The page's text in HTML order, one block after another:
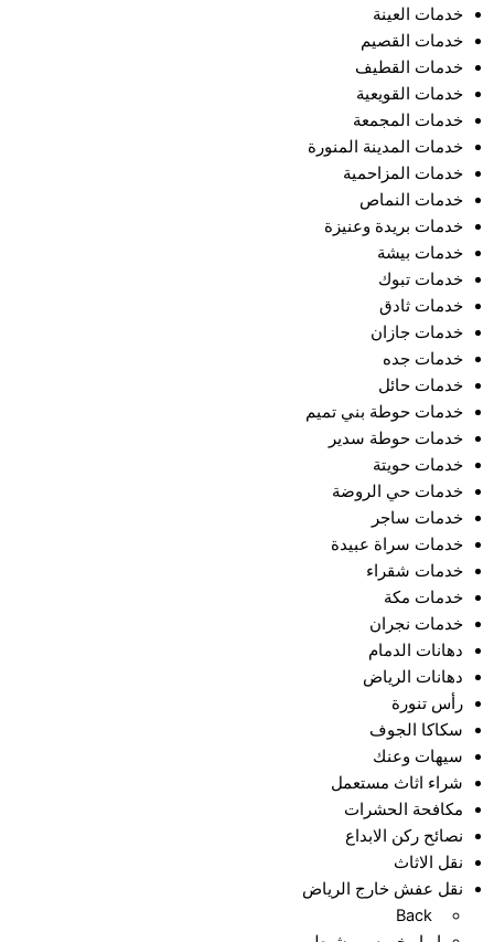
خدمات العينة
خدمات القصيم
خدمات القطيف
خدمات القويعية
خدمات المجمعة
خدمات المدينة المنورة
خدمات المزاحمية
خدمات النماص
خدمات بريدة وعنيزة
خدمات بيشة
خدمات تبوك
خدمات ثادق
خدمات جازان
خدمات جده
خدمات حائل
خدمات حوطة بني تميم
خدمات حوطة سدير
خدمات حويتة
خدمات حي الروضة
خدمات ساجر
خدمات سراة عبيدة
خدمات شقراء
خدمات مكة
خدمات نجران
دهانات الدمام
دهانات الرياض
رأس تنورة
سكاكا الجوف
سيهات وعنك
شراء اثاث مستعمل
مكافحة الحشرات
نصائح ركن الابداع
نقل الاثاث
نقل عفش خارج الرياض